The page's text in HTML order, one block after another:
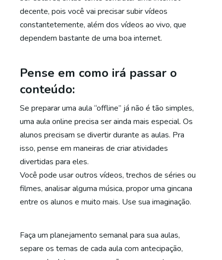
decente, pois você vai precisar subir vídeos
constantetemente, além dos vídeos ao vivo, que
dependem bastante de uma boa internet.
Pense em como irá passar o
conteúdo:
Se preparar uma aula “offline” já não é tão simples,
uma aula online precisa ser ainda mais especial. Os
alunos precisam se divertir durante as aulas. Pra
isso, pense em maneiras de criar atividades
divertidas para eles.
Você pode usar outros vídeos, trechos de séries ou
filmes, analisar alguma música, propor uma gincana
entre os alunos e muito mais. Use sua imaginação.
Faça um planejamento semanal para sua aulas,
separe os temas de cada aula com antecipação,